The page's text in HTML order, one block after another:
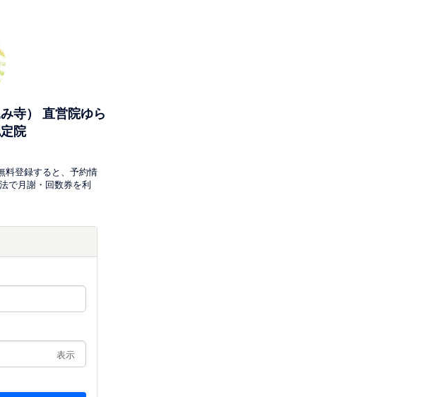
寺） 直営院ゆら
院
料登録すると、予約情
で月謝・回数券を利
表示